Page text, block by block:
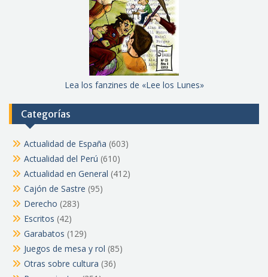
Lea los fanzines de «Lee los Lunes»
Categorías
Actualidad de España (603)
Actualidad del Perú (610)
Actualidad en General (412)
Cajón de Sastre (95)
Derecho (283)
Escritos (42)
Garabatos (129)
Juegos de mesa y rol (85)
Otras sobre cultura (36)